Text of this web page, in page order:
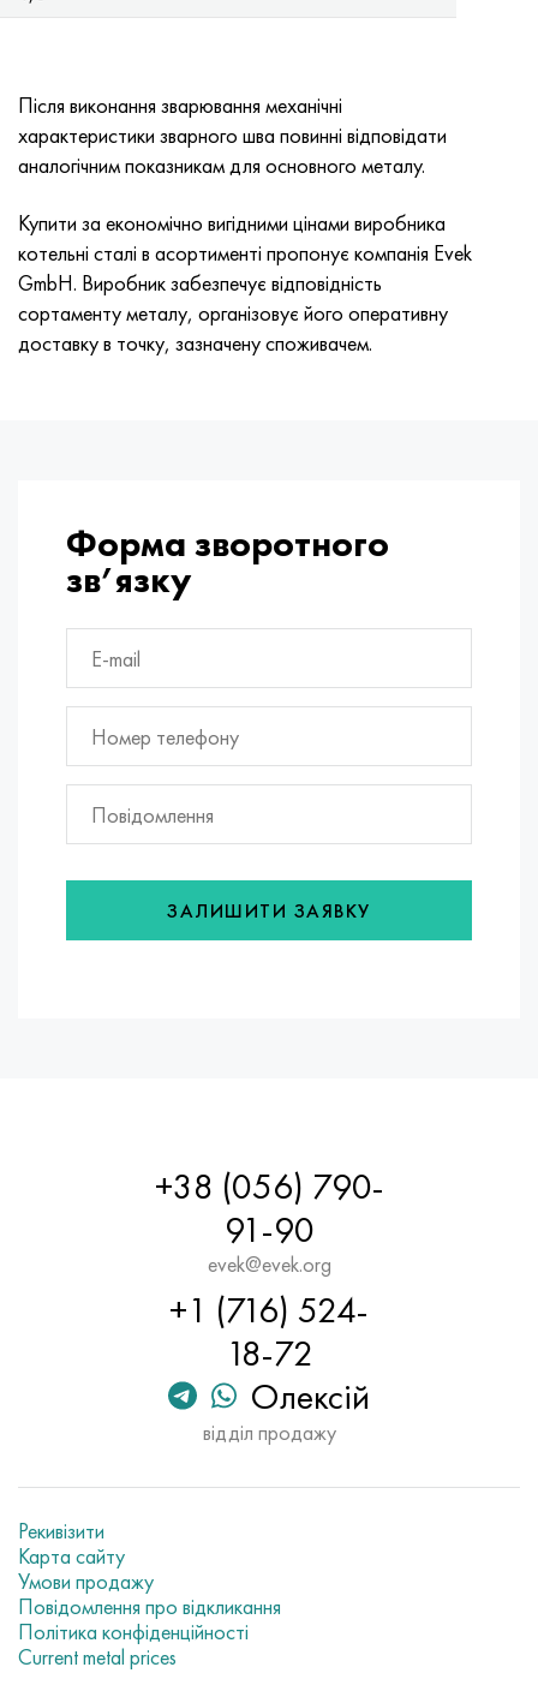
Після виконання зварювання механічні
характеристики зварного шва повинні відповідати
аналогічним показникам для основного металу.
Купити за економічно вигідними цінами виробника
котельні сталі в асортименті пропонує компанія Evek
GmbH. Виробник забезпечує відповідність
сортаменту металу, організовує його оперативну
доставку в точку, зазначену споживачем.
Форма зворотного
зв’язку
ЗАЛИШИТИ ЗАЯВКУ
+38 (056) 790-
91-90
evek@evek.org
+1 (716) 524-
18-72
Олексій
відділ продажу
Рекивізити
Карта сайту
Умови продажу
Повідомлення про відкликання
Політика конфіденційності
Current metal prices
Хастеллой C-276
Хастеллой 3
Удимет 500
Удимет 720
40ХФА, 1.7223, aisi 4142
45ХН2МФА, k2425, 45hnmf